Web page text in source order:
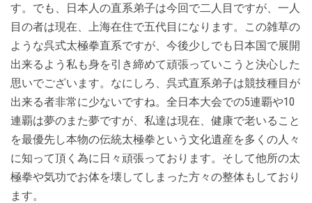
す。でも、日本人の直系弟子は今回で二人目ですが、一人
目の者は現在、上海在住で五代目になります。この雑草の
ような呉式太極拳直系ですが、今後少しでも日本国で展開
出来るよう私も身を引き締めて頑張っていこうと決心した
思いでございます。なにしろ、呉式直系弟子は競技種目が
出来る者非常に少ないですね。全日本大会での5連覇や10
連覇は夢のまた夢ですが、私達は現在、健康で老いること
を最優先し本物の伝統太極拳という文化遺産を多くの人々
に知って頂く為に日々頑張っております。そして他所の太
極拳や気功でお体を壊してしまった方々の整体もしており
ます。